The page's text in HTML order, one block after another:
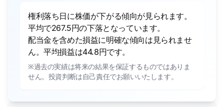
権利落ち日に株価が下がる傾向が見られます。
平均で267.5円の下落となっています。
配当金を含めた損益に明確な傾向は見られませ
ん。平均損益は44.8円です。
※過去の実績は将来の結果を保証するものではありま
せん。投資判断は自己責任でお願いいたします。